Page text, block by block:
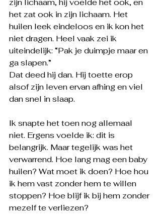
zijn lichaam, hij voelde het ook, en
het zat ook in zijn lichaam. Het
huilen leek eindeloos en ik kon het
niet dragen. Heel vaak zei ik
uiteindelijk: “Pak je duimpje maar en
ga slapen.”
Dat deed hij dan. Hij toette erop
alsof zijn leven ervan afhing en viel
dan snel in slaap.
Ik snapte het toen nog allemaal
niet. Ergens voelde ik: dit is
belangrijk. Maar tegelijk was het
verwarrend. Hoe lang mag een baby
huilen? Wat moet ik doen? Hoe hou
ik hem vast zonder hem te willen
stoppen? Hoe blijf ik bij hem zonder
mezelf te verliezen?